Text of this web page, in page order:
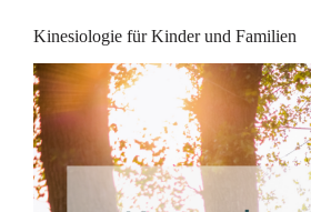
Kinesiologie für Kinder und Familien